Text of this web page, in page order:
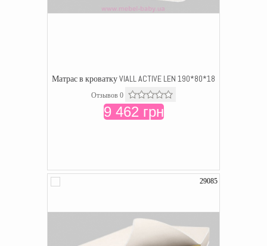
Матрас в кроватку VIALL ACTIVE LEN 190*80*18
Отзывов 0
9 462 грн
29085